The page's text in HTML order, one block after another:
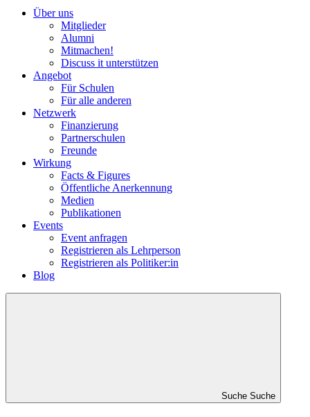
Über uns
Mitglieder
Alumni
Mitmachen!
Discuss it unterstützen
Angebot
Für Schulen
Für alle anderen
Netzwerk
Finanzierung
Partnerschulen
Freunde
Wirkung
Facts & Figures
Öffentliche Anerkennung
Medien
Publikationen
Events
Event anfragen
Registrieren als Lehrperson
Registrieren als Politiker:in
Blog
Suche Suche